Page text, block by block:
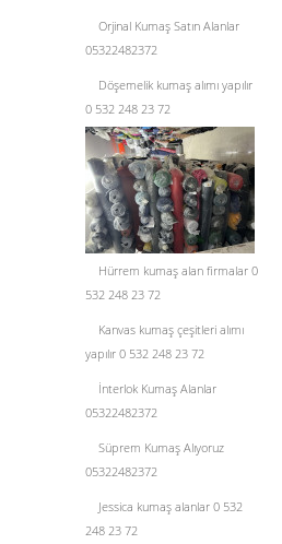
Orjinal Kumaş Satın Alanlar
05322482372
Döşemelik kumaş alımı yapılır
0 532 248 23 72
Hürrem kumaş alan firmalar 0
532 248 23 72
Kanvas kumaş çeşitleri alımı
yapılır 0 532 248 23 72
İnterlok Kumaş Alanlar
05322482372
Süprem Kumaş Alıyoruz
05322482372
Jessica kumaş alanlar 0 532
248 23 72